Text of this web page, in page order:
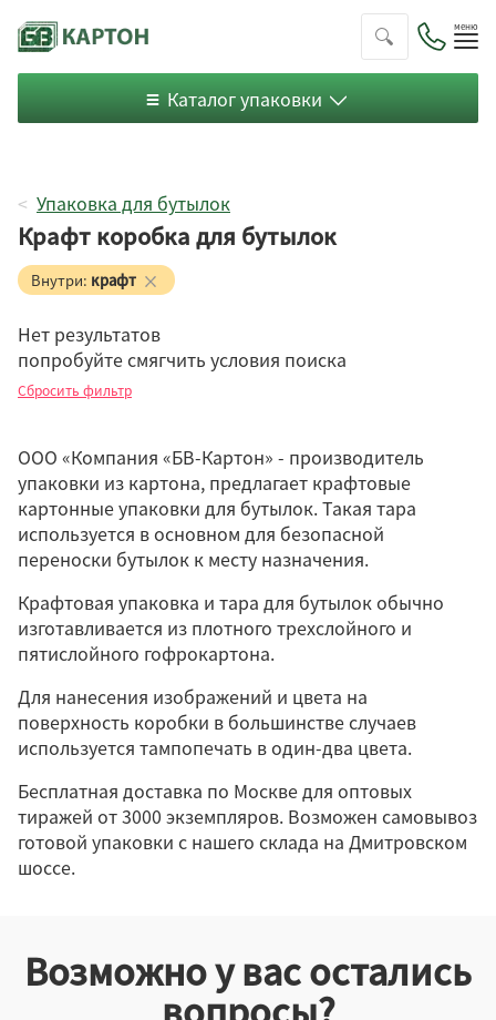
Каталог упаковки
Упаковка для бутылок
Крафт коробка для бутылок
Чемодан
Цельный короб
Микрогофрокартон
Индивидуальная
Подарочная
Нет
Откидная
Крышка-дно
Внутри: крафт
Нет результатов
попробуйте смягчить условия поиска
Сбросить фильтр
ООО «Компания «БВ-Картон» - производитель
упаковки из картона, предлагает крафтовые
картонные упаковки для бутылок. Такая тара
используется в основном для безопасной
переноски бутылок к месту назначения.
Крафтовая упаковка и тара для бутылок обычно
изготавливается из плотного трехслойного и
пятислойного гофрокартона.
Для нанесения изображений и цвета на
поверхность коробки в большинстве случаев
используется тампопечать в один-два цвета.
Бесплатная доставка по Москве для оптовых
тиражей от 3000 экземпляров. Возможен самовывоз
готовой упаковки с нашего склада на Дмитровском
шоссе.
Возможно у вас остались